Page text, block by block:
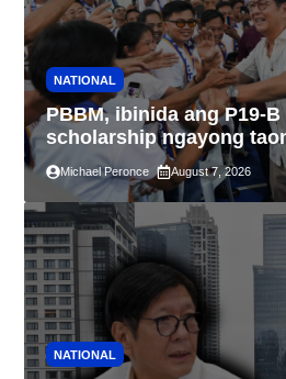
NATIONAL
PBBM, ibinida ang P19-
scholarship ngayong
sa kasaysayan ng TESDA
Michael Peronce August 7, 2026
NATIONAL